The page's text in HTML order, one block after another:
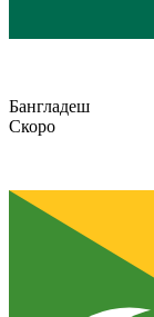
Бангладеш
Скоро